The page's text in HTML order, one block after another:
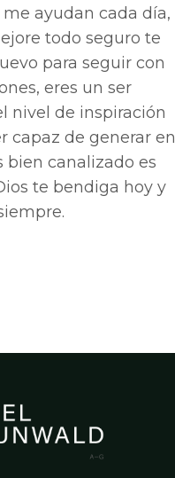
ayudan cada día,
todo seguro te
para seguir con
eres un ser
nivel de inspiración
capaz de generar en
bien canalizado es
te bendiga hoy y